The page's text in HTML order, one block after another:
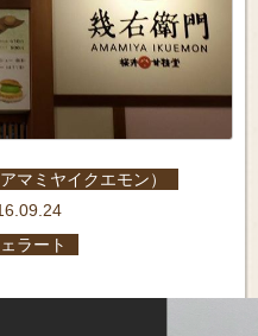
マミヤイクエモン）
ラート